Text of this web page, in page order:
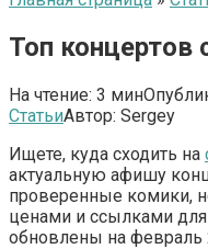
Топ концертов
На чтение: 3 мин
СтатьиАвтор: Sergey
Ищете, куда сходить на
актуальную афишу
проверенные комики,
ценами и ссылками
обновлены на февраль